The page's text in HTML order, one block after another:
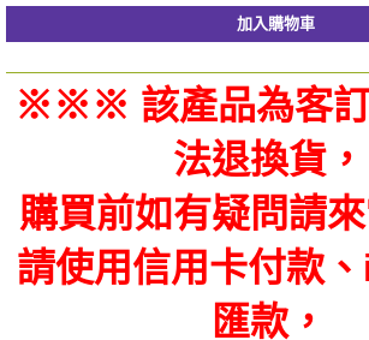
※※※ 該產品為客
法退換貨，
購買前如有疑問請來
請使用信用卡付款
匯款，